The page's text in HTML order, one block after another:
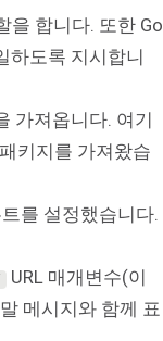
을 합니다. 또한 Go
하도록 지시합니
가져옵니다. 여기
키지를 가져왔습
를 설정했습니다.
URL 매개변수(이
메시지와 함께 표